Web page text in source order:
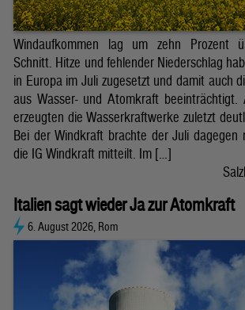
Windaufkommen lag um zehn Prozent
Schnitt. Hitze und fehlender Niederschlag
in Europa im Juli zugesetzt und damit auch
aus Wasser- und Atomkraft beeinträchtigt.
erzeugten die Wasserkraftwerke zuletzt
Bei der Windkraft brachte der Juli dagegen
die IG Windkraft mitteilt. Im […]
Italien sagt wieder Ja zur Atomkraft
6. August 2026, Rom